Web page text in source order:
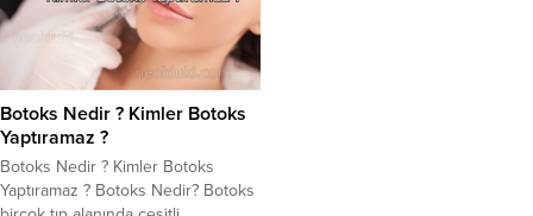
Botoks Nedir ? Kimler Botoks
Yaptıramaz ?
Botoks Nedir ? Kimler Botoks
Yaptıramaz ? Botoks Nedir? Botoks